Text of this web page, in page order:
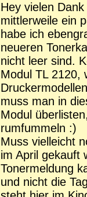
Hey vielen
mittlerweile ein
habe ich
neueren
nicht leer sind.
Modul TL 2120,
muss man in
Modul
rumfummeln :)
Muss vielleicht
im April gekauft
Tonermeldung
und nicht die